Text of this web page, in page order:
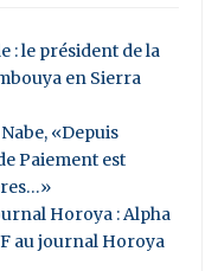
: le président de la
en Sierra
«Depuis
Paiement est
Horoya : Alpha
au journal Horoya